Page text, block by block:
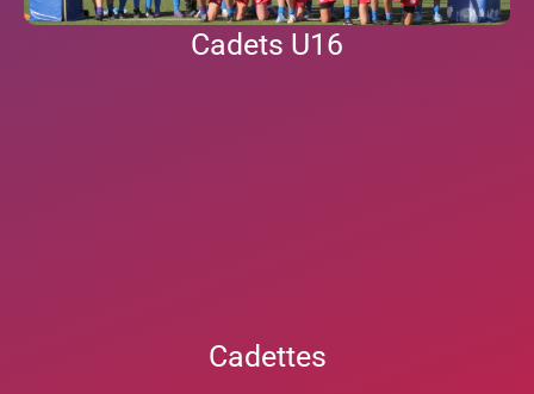
Cadets U16
Cadettes